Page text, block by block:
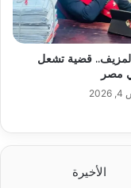
قضية تشعل
مصر
الأخيرة